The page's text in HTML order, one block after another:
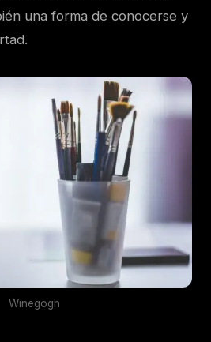
una forma de conocerse y
Winegogh